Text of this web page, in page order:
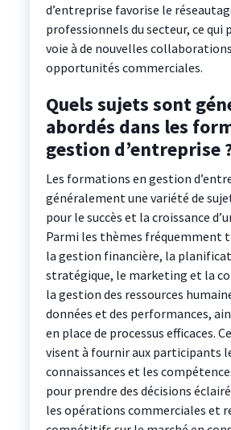
d’entreprise favorise le
professionnels du secteur, ce qui
voie à de nouvelles
opportunités commerciales.
Quels sujets sont
abordés dans les
gestion d’entreprise
Les formations en gestion
généralement une variété de
pour le succès et la croissance
Parmi les thèmes fréquemment
la gestion financière, la
stratégique, le marketing et la
la gestion des ressources
données et des performances,
en place de processus efficaces.
visent à fournir aux participants
connaissances et les
pour prendre des décisions
les opérations commerciales et